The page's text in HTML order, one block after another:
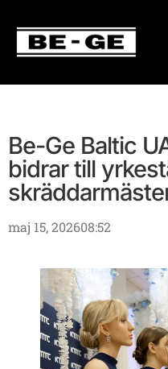
Be-Ge Baltic
bidrar till
maj 15, 202608:52